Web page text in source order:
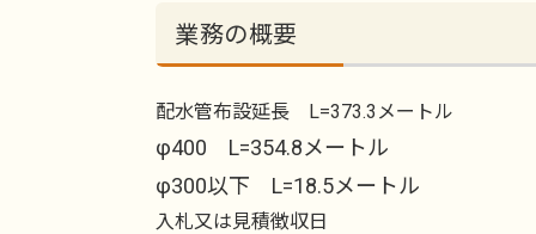
業務の概要
配水管布設延長 L=373.3メートル
φ400 L=354.8メートル
φ300以下 L=18.5メートル
入札又は見積徴収日